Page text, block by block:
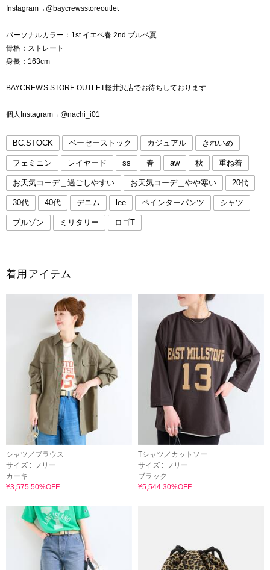
Instagram→@baycrewsstoreoutlet
パーソナルカラー：1st イエベ春 2nd ブルベ夏
骨格：ストレート
身長：163cm
BAYCREW'S STORE OUTLET軽井沢店でお待ちしております
個人Instagram→@nachi_i01
BC.STOCK ベーセーストック カジュアル きれいめ
フェミニン レイヤード ss 春 aw 秋 重ね着
お天気コーデ＿過ごしやすい お天気コーデ＿やや寒い 20代
30代 40代 デニム lee ペインターパンツ シャツ
ブルゾン ミリタリー ロゴT
着用アイテム
シャツ／ブラウス
サイズ : フリー
カーキ
¥3,575 50%OFF
Tシャツ／カットソー
サイズ : フリー
ブラック
¥5,544 30%OFF